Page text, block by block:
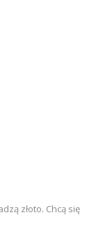
złoto. Chcą się